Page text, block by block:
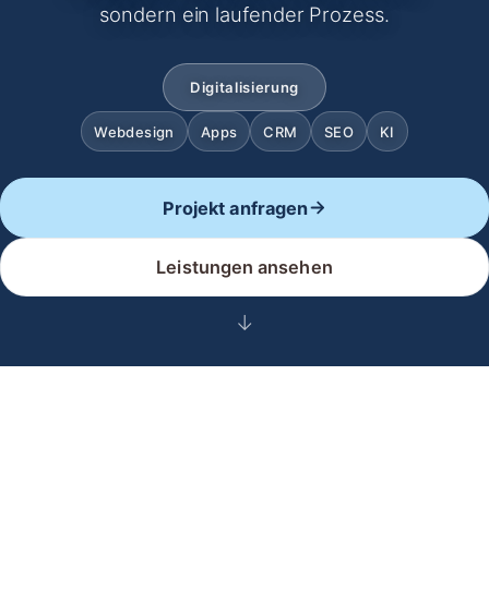
sondern ein laufender Prozess.
Digitalisierung
Webdesign Apps CRM SEO KI
Projekt anfragen
Leistungen ansehen
↓